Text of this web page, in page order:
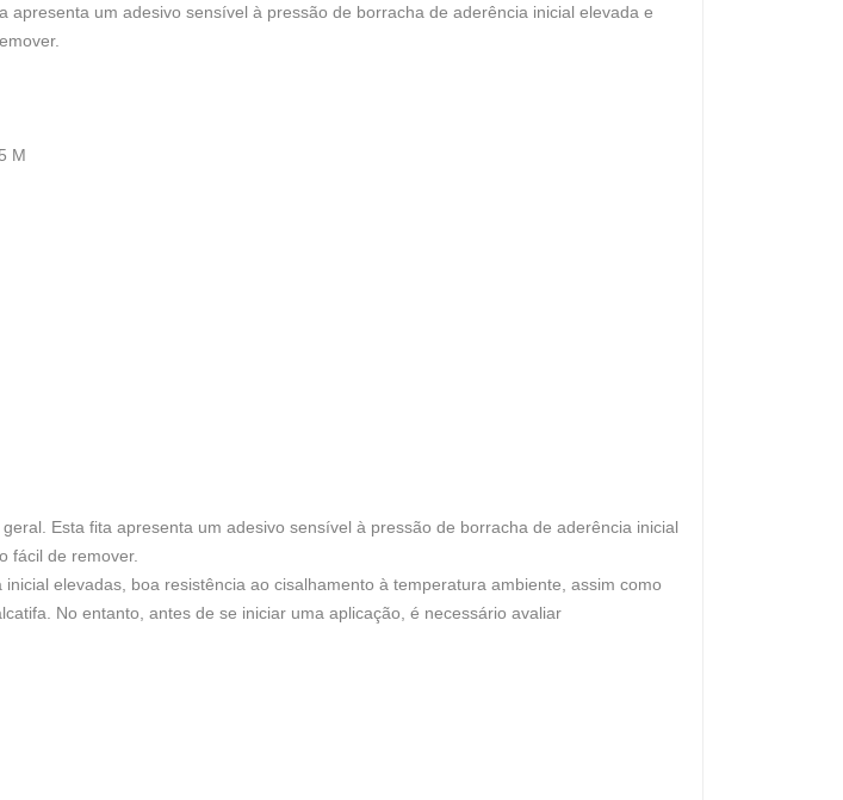
um adesivo sensível à pressão de borracha de aderência inicial elevada e
M
Esta fita apresenta um adesivo sensível à pressão de borracha de aderência inicial
fácil de remover.
elevadas, boa resistência ao cisalhamento à temperatura ambiente, assim como
No entanto, antes de se iniciar uma aplicação, é necessário avaliar